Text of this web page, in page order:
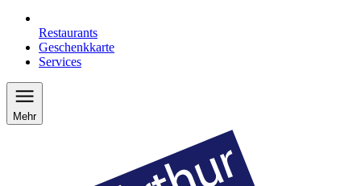
Restaurants
Geschenkkarte
Services
Mehr